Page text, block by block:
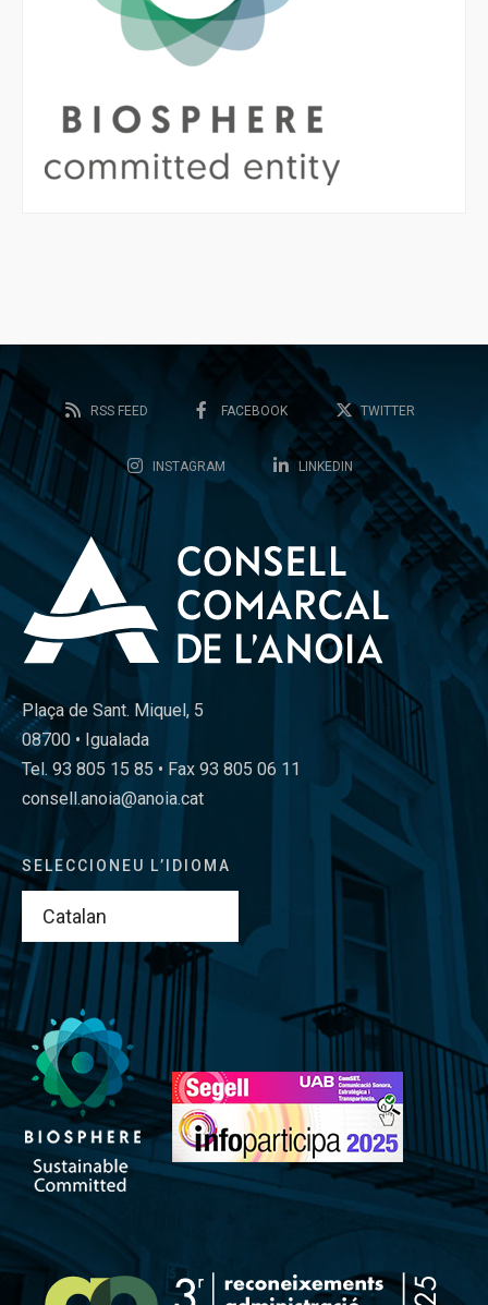
RSS FEED FACEBOOK TWITTER
INSTAGRAM LINKEDIN
Plaça de Sant. Miquel, 5
08700 • Igualada
Tel. 93 805 15 85 • Fax 93 805 06 11
consell.anoia@anoia.cat
SELECCIONEU L’IDIOMA